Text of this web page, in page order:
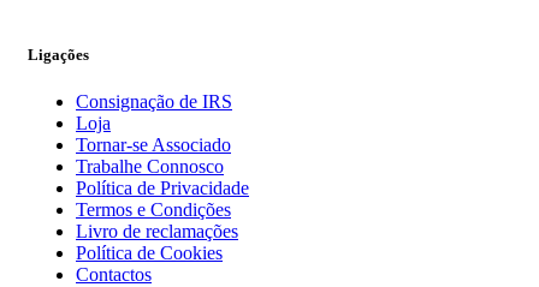
Ligações
Consignação de IRS
Loja
Tornar-se Associado
Trabalhe Connosco
Política de Privacidade
Termos e Condições
Livro de reclamações
Política de Cookies
Contactos